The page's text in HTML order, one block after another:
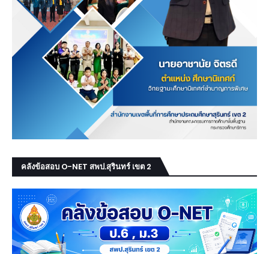
คลังข้อสอบ O-NET สพป.สุรินทร์ เขต 2